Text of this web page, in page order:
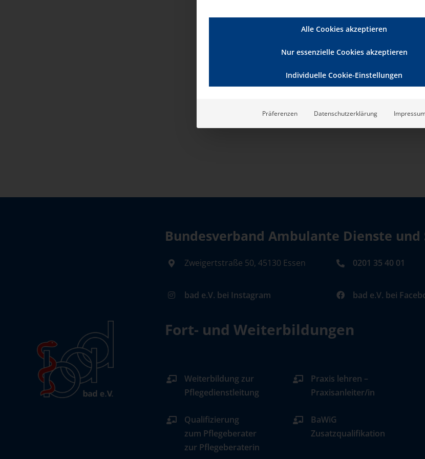
Bundesverband Ambulante Dienste
Zweigertstraße 50, 45130 Essen 0201 35 40 01
bad e.V. bei Instagram bad e.V. bei
Fort- und Weiterbildungen
Weiterbildung zur
Pflegedienstleitung
Qualifizierung
zum Pflegeberater
zur Pflegeberaterin
Praxis lehren –
Praxisanleiter/in
BaWiG
Zusatzqualifikation
Alle Cookies akzeptieren
Nur essenzielle Cookies akzeptieren
Individuelle Cookie-Einstellungen
Präferenzen Datenschutzerklärung